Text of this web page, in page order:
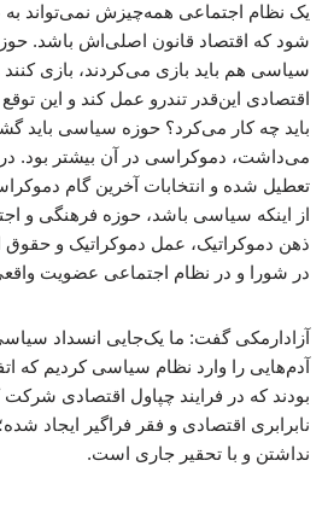
یک نظام اجتماعی همه‌چیزش نمی‌تواند
شود که اقتصاد قانون اصلی‌اش باشد.
سیاسی هم باید بازی می‌کردند، بازی کنند
اقتصادی این‌قدر تندرو عمل کند و این
باید چه کار می‌کرد؟ حوزه سیاسی
می‌داشت، دموکراسی در آن بیشتر بود.
تعطیل شده و انتخابات آخرین گام
از اینکه سیاسی باشد، حوزه فرهنگی و
ذهن دموکراتیک، عمل دموکراتیک و حقوق
در شورا و در نظام اجتماعی عضویت واقعی
آزادارمکی گفت: ما یک‌جایی انسداد
آدم‌هایی را وارد نظام سیاسی کردیم که
بودند که در فرایند چپاول اقتصادی
نابرابری اقتصادی و فقر فراگیر ایجاد
نداشتن و با تحقیر جاری است.